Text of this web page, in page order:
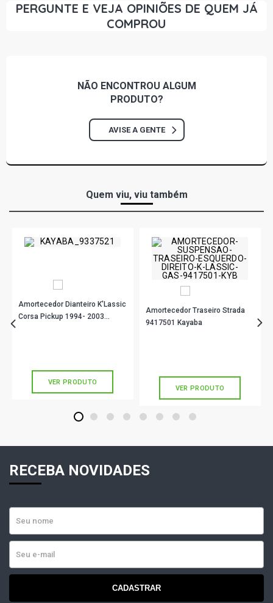
PERGUNTE E VEJA OPINIÕES DE QUEM JÁ
COMPROU
NÃO ENCONTROU ALGUM
PRODUTO?
AVISE A GENTE
Quem viu, viu também
Amortecedor Dianteiro K'Lassic
Corsa Pickup 1994- 2003
VER PRODUTO
Amortecedor Traseiro Strada
9417501 Kayaba
VER PRODUTO
1 2 3 4 5 6 7 8
RECEBA NOVIDADES
CADASTRAR